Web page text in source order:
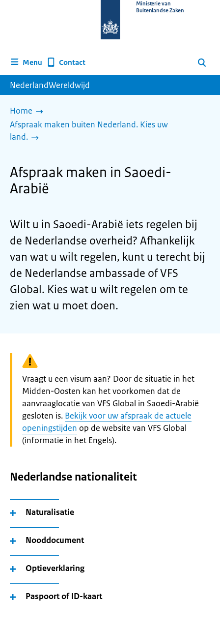
homepage
Ministerie van
Buitenlandse Zaken
Menu Contact Zoeken
NederlandWereldwijd
Home
Afspraak maken buiten Nederland. Kies uw
land.
Afspraak maken in Saoedi-
Arabië
Wilt u in Saoedi-Arabië iets regelen bij
de Nederlandse overheid? Afhankelijk
van wat u wilt regelen, kunt u terecht bij
de Nederlandse ambassade of VFS
Global. Kies wat u wilt regelen om te
zien wat u moet doen.
Waarschuwing:
Vraagt u een visum aan? Door de situatie in het
Midden-Oosten kan het voorkomen dat de
aanvraaglocatie van VFS Global in Saoedi-Arabië
gesloten is. Bekijk voor uw afspraak de actuele
openingstijden op de website van VFS Global
(informatie in het Engels).
Nederlandse nationaliteit
Naturalisatie
Nooddocument
Optieverklaring
Paspoort of ID-kaart